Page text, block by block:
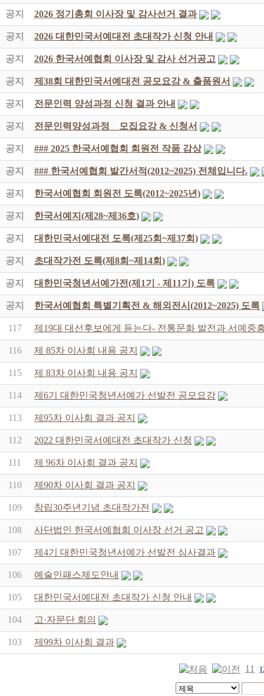
공지 2026 정기총회 이사장 및 감사선거 결과
공지 2026 대한민국서예대전 초대작가 신청 안내
공지 2026 한국서예협회 이사장 및 감사 선거공고
공지 제38회 대한민국서예대전 공모요강 & 출품원서
공지 전문인력 양성과정 신청 결과 안내
공지 전문인력양성과정 _ 모집요강 & 신청서
공지 ### 2025 한국서예협회 회원전 작품 감상
공지 ### 한국서예협회 발간서적(2012~2025) 전체입니다.
공지 한국서예협회 회원전 도록(2012~2025년)
공지 한국서예지(제28~제36호)
공지 대한민국서예대전 도록(제25회~제37회)
공지 초대작가전 도록(제8회~제14회)
공지 대한민국청년서예가전(제1기 - 제11기) 도록
공지 한국서예협회 특별기획전 & 해외전시(2012~2025) 도록
117 제19대 대선후보에게 듣는다- 전통문화 발전과 서예중
116 제 85차 이사회 내용 공지
115 제 83차 이사회 내용 공지
114 제6기 대한민국청년서예가 선발전 공모요강
113 제95차 이사회 결과 공지
112 2022 대한민국서예대전 초대작가 신청
111 제 96차 이사회 결과 공지
110 제90차 이사회 결과 공지
109 창립30주년기념 초대작가전
108 사단법인 한국서예협회 이사장 선거 공고
107 제4기 대한민국청년서예가 선발전 심사결과
106 예술인패스제도안내
105 대한민국서예대전 초대작가 신청 안내
104 고·자문단 회의
103 제99차 이사회 결과
11